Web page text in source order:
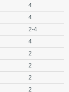
4
4
2-4
4
2
2
2
2